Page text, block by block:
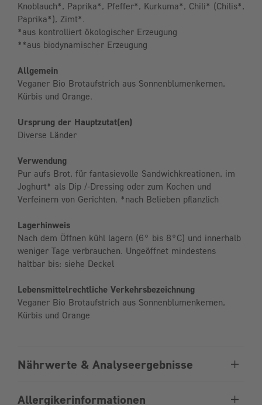
Knoblauch*, Paprika*, Pfeffer*, Kurkuma*, Chili* (Chilis*,
Paprika*), Zimt*.
*aus kontrolliert ökologischer Erzeugung
**aus biodynamischer Erzeugung
Allgemein
Veganer Bio Brotaufstrich aus Sonnenblumenkernen,
Kürbis und Orange.
Ursprung der Hauptzutat(en)
Diverse Länder
Verwendung
Pur aufs Brot, für fantasievolle Sandwichkreationen, im
Joghurt* als Dip /-Dressing oder zum Kochen und
Verfeinern von Gerichten. *nach Belieben pflanzlich
Lagerhinweis
Nach dem Öffnen kühl lagern (6° bis 8°C) und innerhalb
weniger Tage verbrauchen. Ungeöffnet mindestens
haltbar bis: siehe Deckel
Lebensmittelrechtliche Verkehrsbezeichnung
Veganer Bio Brotaufstrich aus Sonnenblumenkernen,
Kürbis und Orange
Nährwerte & Analyseergebnisse
Allergikerinformationen